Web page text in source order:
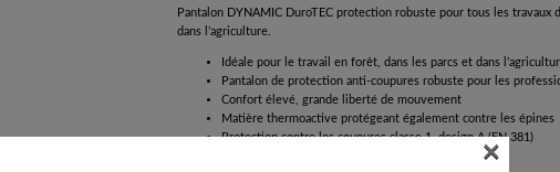
Pantalon DYNAMIC DuroTEC protection robuste pour tous les travaux
dans l’agriculture.
Idéale pour le travail en forêt, dans les parcs et dans
Pantalon de protection anti-coupures robuste pour les
Confort élevé, grande liberté de mouvement
Matière thermoactive protégeant également contre les épines
Protection contre les coupures classe 1, design A (EN 381)
×